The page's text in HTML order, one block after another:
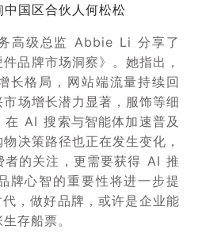
中国区合伙人何松松
高级总监 Abbie Li 分享了
品牌市场洞察》。她指出，
长格局，网站端流量持续回
场增长潜力显著，服饰等细
在 AI 搜索与智能体加速普及
决策路径也正在发生变化，
者的关注，更需要获得 AI 推
牌心智的重要性将进一步提
，做好品牌，或许是企业能
存船票。